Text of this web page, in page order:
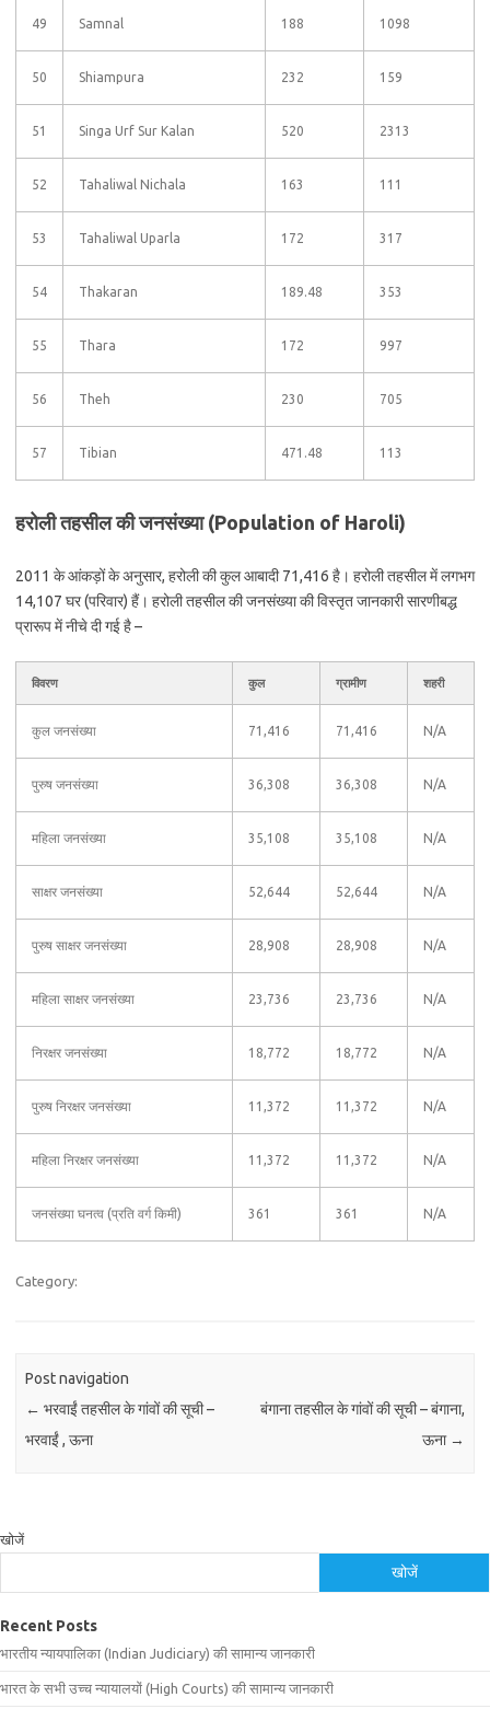
49 Samnal 188 1098
50 Shiampura 232 159
51 Singa Urf Sur Kalan 520 2313
52 Tahaliwal Nichala 163 111
53 Tahaliwal Uparla 172 317
54 Thakaran 189.48 353
55 Thara 172 997
56 Theh 230 705
57 Tibian 471.48 113
हरोली तहसील की जनसंख्या (Population of Haroli)
2011 के आंकड़ों के अनुसार, हरोली की कुल आबादी 71,416 है। हरोली तहसील में लगभग
14,107 घर (परिवार) हैं। हरोली तहसील की जनसंख्या की विस्तृत जानकारी सारणीबद्ध
प्रारूप में नीचे दी गई है –
विवरण कुल ग्रामीण शहरी
कुल जनसंख्या 71,416 71,416 N/A
पुरुष जनसंख्या 36,308 36,308 N/A
महिला जनसंख्या 35,108 35,108 N/A
साक्षर जनसंख्या 52,644 52,644 N/A
पुरुष साक्षर जनसंख्या 28,908 28,908 N/A
महिला साक्षर जनसंख्या 23,736 23,736 N/A
निरक्षर जनसंख्या 18,772 18,772 N/A
पुरुष निरक्षर जनसंख्या 11,372 11,372 N/A
महिला निरक्षर जनसंख्या 11,372 11,372 N/A
जनसंख्या घनत्व (प्रति वर्ग किमी) 361 361 N/A
Category:
Post navigation
← भरवाईं तहसील के गांवों की सूची –
भरवाईं , ऊना
बंगाना तहसील के गांवों की सूची – बंगाना,
ऊना →
खोजें
खोजें
Recent Posts
भारतीय न्यायपालिका (Indian Judiciary) की सामान्य जानकारी
भारत के सभी उच्च न्यायालयों (High Courts) की सामान्य जानकारी